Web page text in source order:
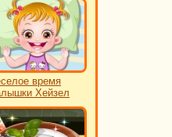
время
Хейзел